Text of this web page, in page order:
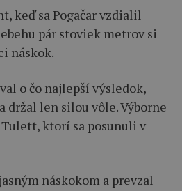
keď sa Pogačar vzdialil
pár stoviek metrov si
náskok.
o čo najlepší výsledok,
držal len silou vôle. Výborne
ktorí sa posunuli v
náskokom a prevzal